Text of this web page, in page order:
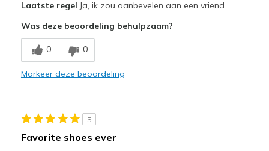
Breathe Well
Comfortable
Beste toepassingen
Laatste regel Ja, ik zou aanbevelen aan een vriend
Was deze beoordeling behulpzaam?
0 0
Markeer deze beoordeling
5
Favorite shoes ever